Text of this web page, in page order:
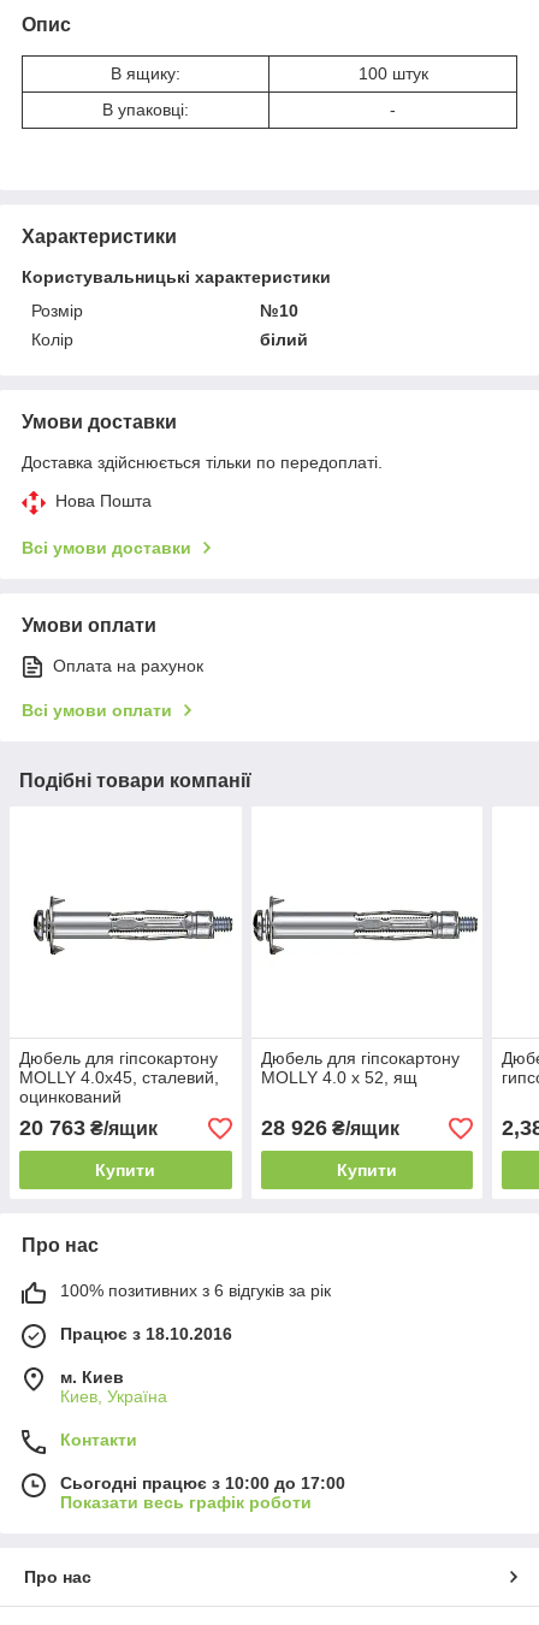
Опис
В ящику:
100 штук
В упаковці:
-
Характеристики
Користувальницькі характеристики
Розмір
№10
Колір
білий
Умови доставки
Доставка здійснюється тільки по передоплаті.
Нова Пошта
Всі умови доставки
Умови оплати
Оплата на рахунок
Всі умови оплати
Подібні товари компанії
Дюбель для гіпсокартону
MOLLY 4.0х45, сталевий,
оцинкований
20 763 ₴/ящик
Купити
Дюбель для гіпсокартону
MOLLY 4.0 х 52, ящ
28 926₴/ящик
Купити
Про нас
100% позитивних з 6 відгуків за рік
Працює з 18.10.2016
м. Киев
Киев, Україна
Контакти
Сьогодні працює з 10:00 до 17:00
Показати весь графік роботи
Про нас